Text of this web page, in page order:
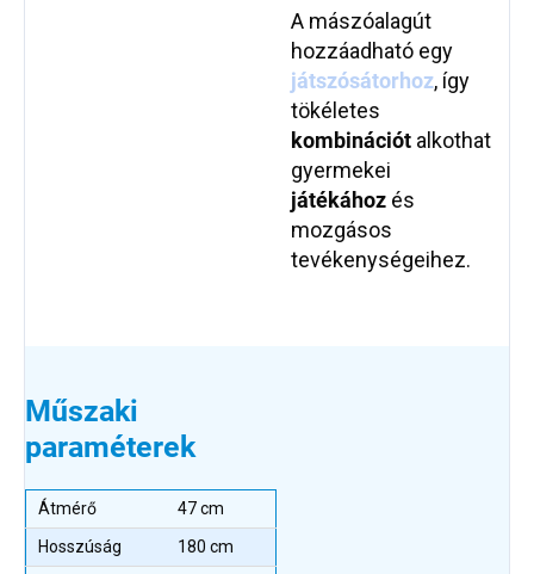
A mászóalagút
hozzáadható egy
játszósátorhoz, így
tökéletes
kombinációt alkothat
gyermekei
játékához és
mozgásos
tevékenységeihez.
Műszaki
paraméterek
Átmérő
47 cm
Hosszúság
180 cm